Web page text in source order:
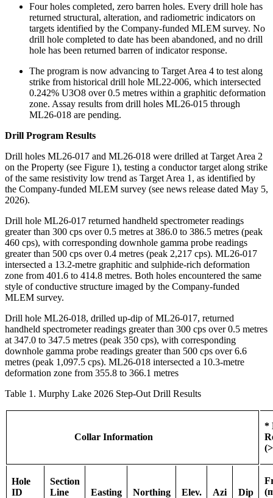
Four holes completed, zero barren holes. Every drill hole has
returned structural, alteration, and radiometric indicators on
targets identified by the Company-funded MLEM survey. No
drill hole completed to date has been abandoned, and no drill
hole has been returned barren of indicator response.
The program is now advancing to Target Area 4 to test along
strike from historical drill hole ML22-006, which intersected
0.242% U3O8 over 0.5 metres within a graphitic deformation
zone. Assay results from drill holes ML26-015 through
ML26-018 are pending.
Drill Program Results
Drill holes ML26-017 and ML26-018 were drilled at Target Area 2
on the Property (see Figure 1), testing a conductor target along strike
of the same resistivity low trend as Target Area 1, as identified by
the Company-funded MLEM survey (see news release dated May 5,
2026).
Drill hole ML26-017 returned handheld spectrometer readings
greater than 300 cps over 0.5 metres at 386.0 to 386.5 metres (peak
460 cps), with corresponding downhole gamma probe readings
greater than 500 cps over 0.4 metres (peak 2,217 cps). ML26-017
intersected a 13.2-metre graphitic and sulphide-rich deformation
zone from 401.6 to 414.8 metres. Both holes encountered the same
style of conductive structure imaged by the Company-funded
MLEM survey.
Drill hole ML26-018, drilled up-dip of ML26-017, returned
handheld spectrometer readings greater than 300 cps over 0.5 metres
at 347.0 to 347.5 metres (peak 350 cps), with corresponding
downhole gamma probe readings greater than 500 cps over 6.6
metres (peak 1,097.5 cps). ML26-018 intersected a 10.3-metre
deformation zone from 355.8 to 366.1 metres
Table 1. Murphy Lake 2026 Step-Out Drill Results
Collar Information
*
Hole
ID
Section
Line
Easting Northing Elev. Azi Dip